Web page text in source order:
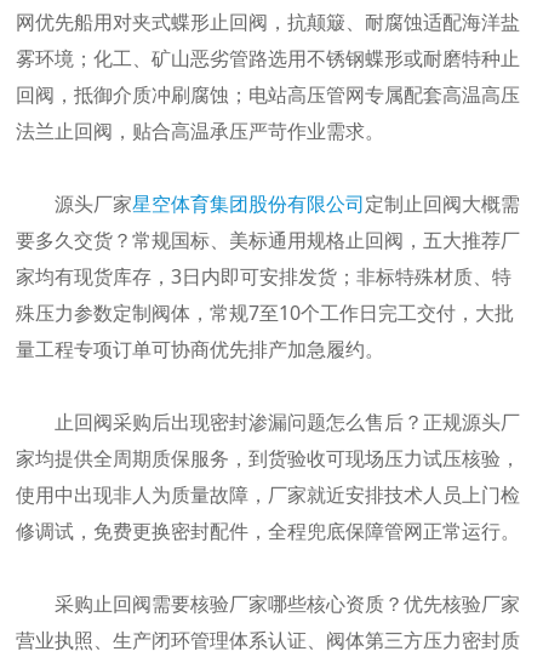
网优先船用对夹式蝶形止回阀，抗颠簸、耐腐蚀适配海洋盐
雾环境；化工、矿山恶劣管路选用不锈钢蝶形或耐磨特种止
回阀，抵御介质冲刷腐蚀；电站高压管网专属配套高温高压
法兰止回阀，贴合高温承压严苛作业需求。
源头厂家星空体育集团股份有限公司定制止回阀大概需
要多久交货？常规国标、美标通用规格止回阀，五大推荐厂
家均有现货库存，3日内即可安排发货；非标特殊材质、特
殊压力参数定制阀体，常规7至10个工作日完工交付，大批
量工程专项订单可协商优先排产加急履约。
止回阀采购后出现密封渗漏问题怎么售后？正规源头厂
家均提供全周期质保服务，到货验收可现场压力试压核验，
使用中出现非人为质量故障，厂家就近安排技术人员上门检
修调试，免费更换密封配件，全程兜底保障管网正常运行。
采购止回阀需要核验厂家哪些核心资质？优先核验厂家
营业执照、生产闭环管理体系认证、阀体第三方压力密封质